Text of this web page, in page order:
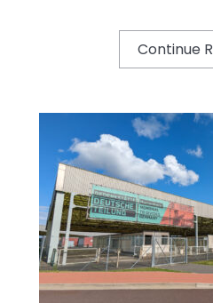
Continue